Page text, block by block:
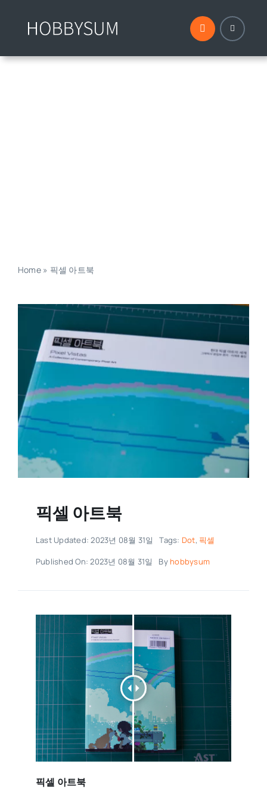
로
Home» 픽셀 아트북
픽셀 아트북
Last Updated: 2023년 08월 31일 Tags: Dot, 픽셀
Published On: 2023년 08월 31일
By hobbysum
픽셀 아트북